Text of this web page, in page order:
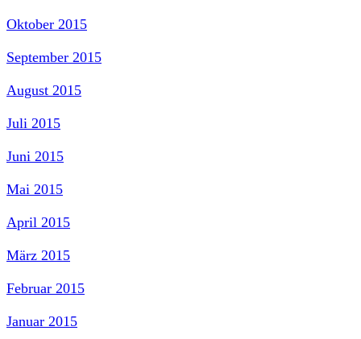
Oktober 2015
September 2015
August 2015
Juli 2015
Juni 2015
Mai 2015
April 2015
März 2015
Februar 2015
Januar 2015